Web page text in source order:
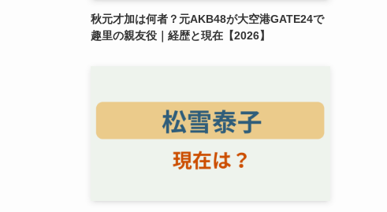
秋元才加は何者？元AKB48が大空港GATE24で
趣里の親友役｜経歴と現在【2026】